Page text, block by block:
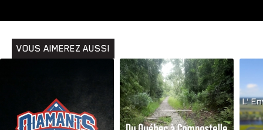
VOUS AIMEREZ AUSSI